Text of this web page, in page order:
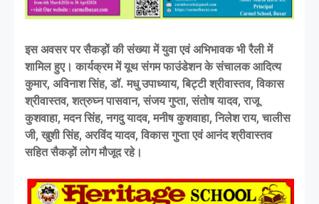
इस अवसर पर सैकड़ों की संख्या में युवा एवं अभिभावक भी रैली में
शामिल हुए। कार्यक्रम में यूथ संगम फाउंडेशन के संचालक आदित्य
कुमार, अविनाश सिंह, डॉ. मधु उपाध्याय, बिट्टी श्रीवास्तव, विकास
श्रीवास्तव, शत्रुघ्न पासवान, संजय गुप्ता, संतोष यादव, राजू
कुशवाहा, मदन सिंह, नगदु यादव, मनीष कुशवाहा, निलेश राय, चालीस
जी, खुशी सिंह, अरविंद यादव, विकास गुप्ता एवं आनंद श्रीवास्तव
सहित सैकड़ों लोग मौजूद रहे।